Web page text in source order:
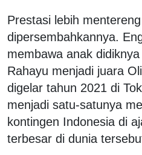
Prestasi lebih mentereng
dipersembahkannya.
membawa anak
Rahayu menjadi juara
digelar tahun 2021 di
menjadi satu-satunya
kontingen Indonesia di
terbesar di dunia